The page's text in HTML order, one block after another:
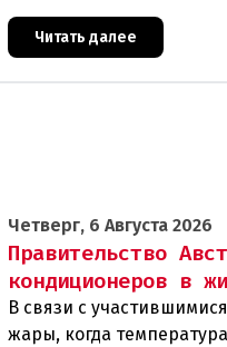
посольства и
которые
Читать далее
Четверг, 6 Августа 2026
Правительство
кондиционеров в
В связи с
жары, когда